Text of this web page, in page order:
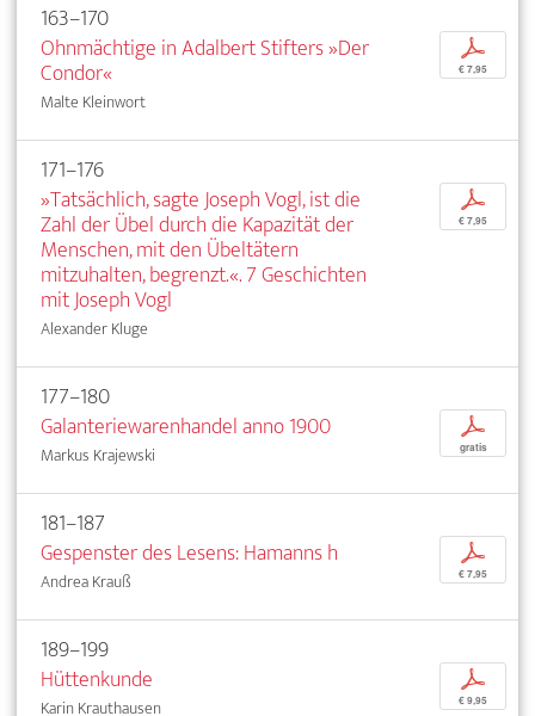
163–170
Ohnmächtige in Adalbert Stifters »Der
Condor«
Malte Kleinwort
p
€ 7,95
171–176
»Tatsächlich, sagte Joseph Vogl, ist die
Zahl der Übel durch die Kapazität der
Menschen, mit den Übeltätern
mitzuhalten, begrenzt.«. 7 Geschichten
mit Joseph Vogl
Alexander Kluge
p
€ 7,95
177–180
Galanteriewarenhandel anno 1900
Markus Krajewski
p
gratis
181–187
Gespenster des Lesens: Hamanns h
Andrea Krauß
p
€ 7,95
189–199
Hüttenkunde
Karin Krauthausen
p
€ 9,95